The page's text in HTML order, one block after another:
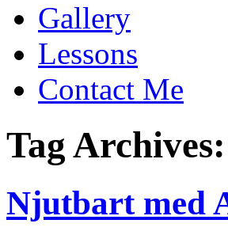
Gallery
Lessons
Contact Me
Tag Archives:
Njutbart med